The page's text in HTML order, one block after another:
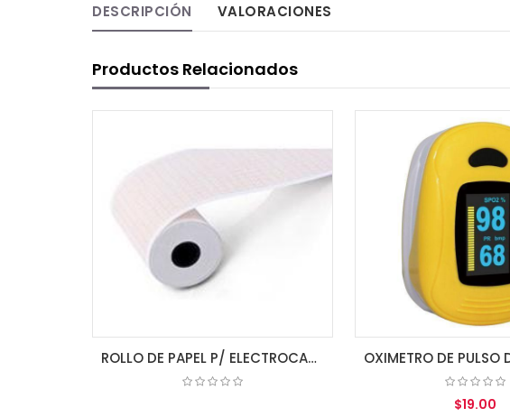
DESCRIPCIÓN VALORACIONES
Productos Relacionados
ROLLO DE PAPEL P/ ELECTROCARDIOGRAFO 80MM X 20MM 3 CH
$19.00